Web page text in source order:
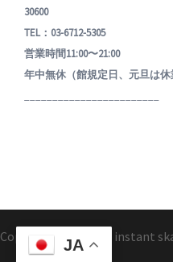
30600
TEL：03-6712-5305
営業時間11:00〜21:00
年中無休（館規定日、元旦は休
Copyright1995-2025 instant
JA